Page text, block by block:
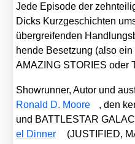
Jede Epi­so­de der
Dicks Kurz­ge­schich­ten
über­grei­fen­den
hen­de Beset­zung (also
AMAZING STORIES oder
Show­run­ner, Autor und
Ronald D. Moo­re
, den
und BATTLESTAR
el Din­ner
(JUSTIFIED,